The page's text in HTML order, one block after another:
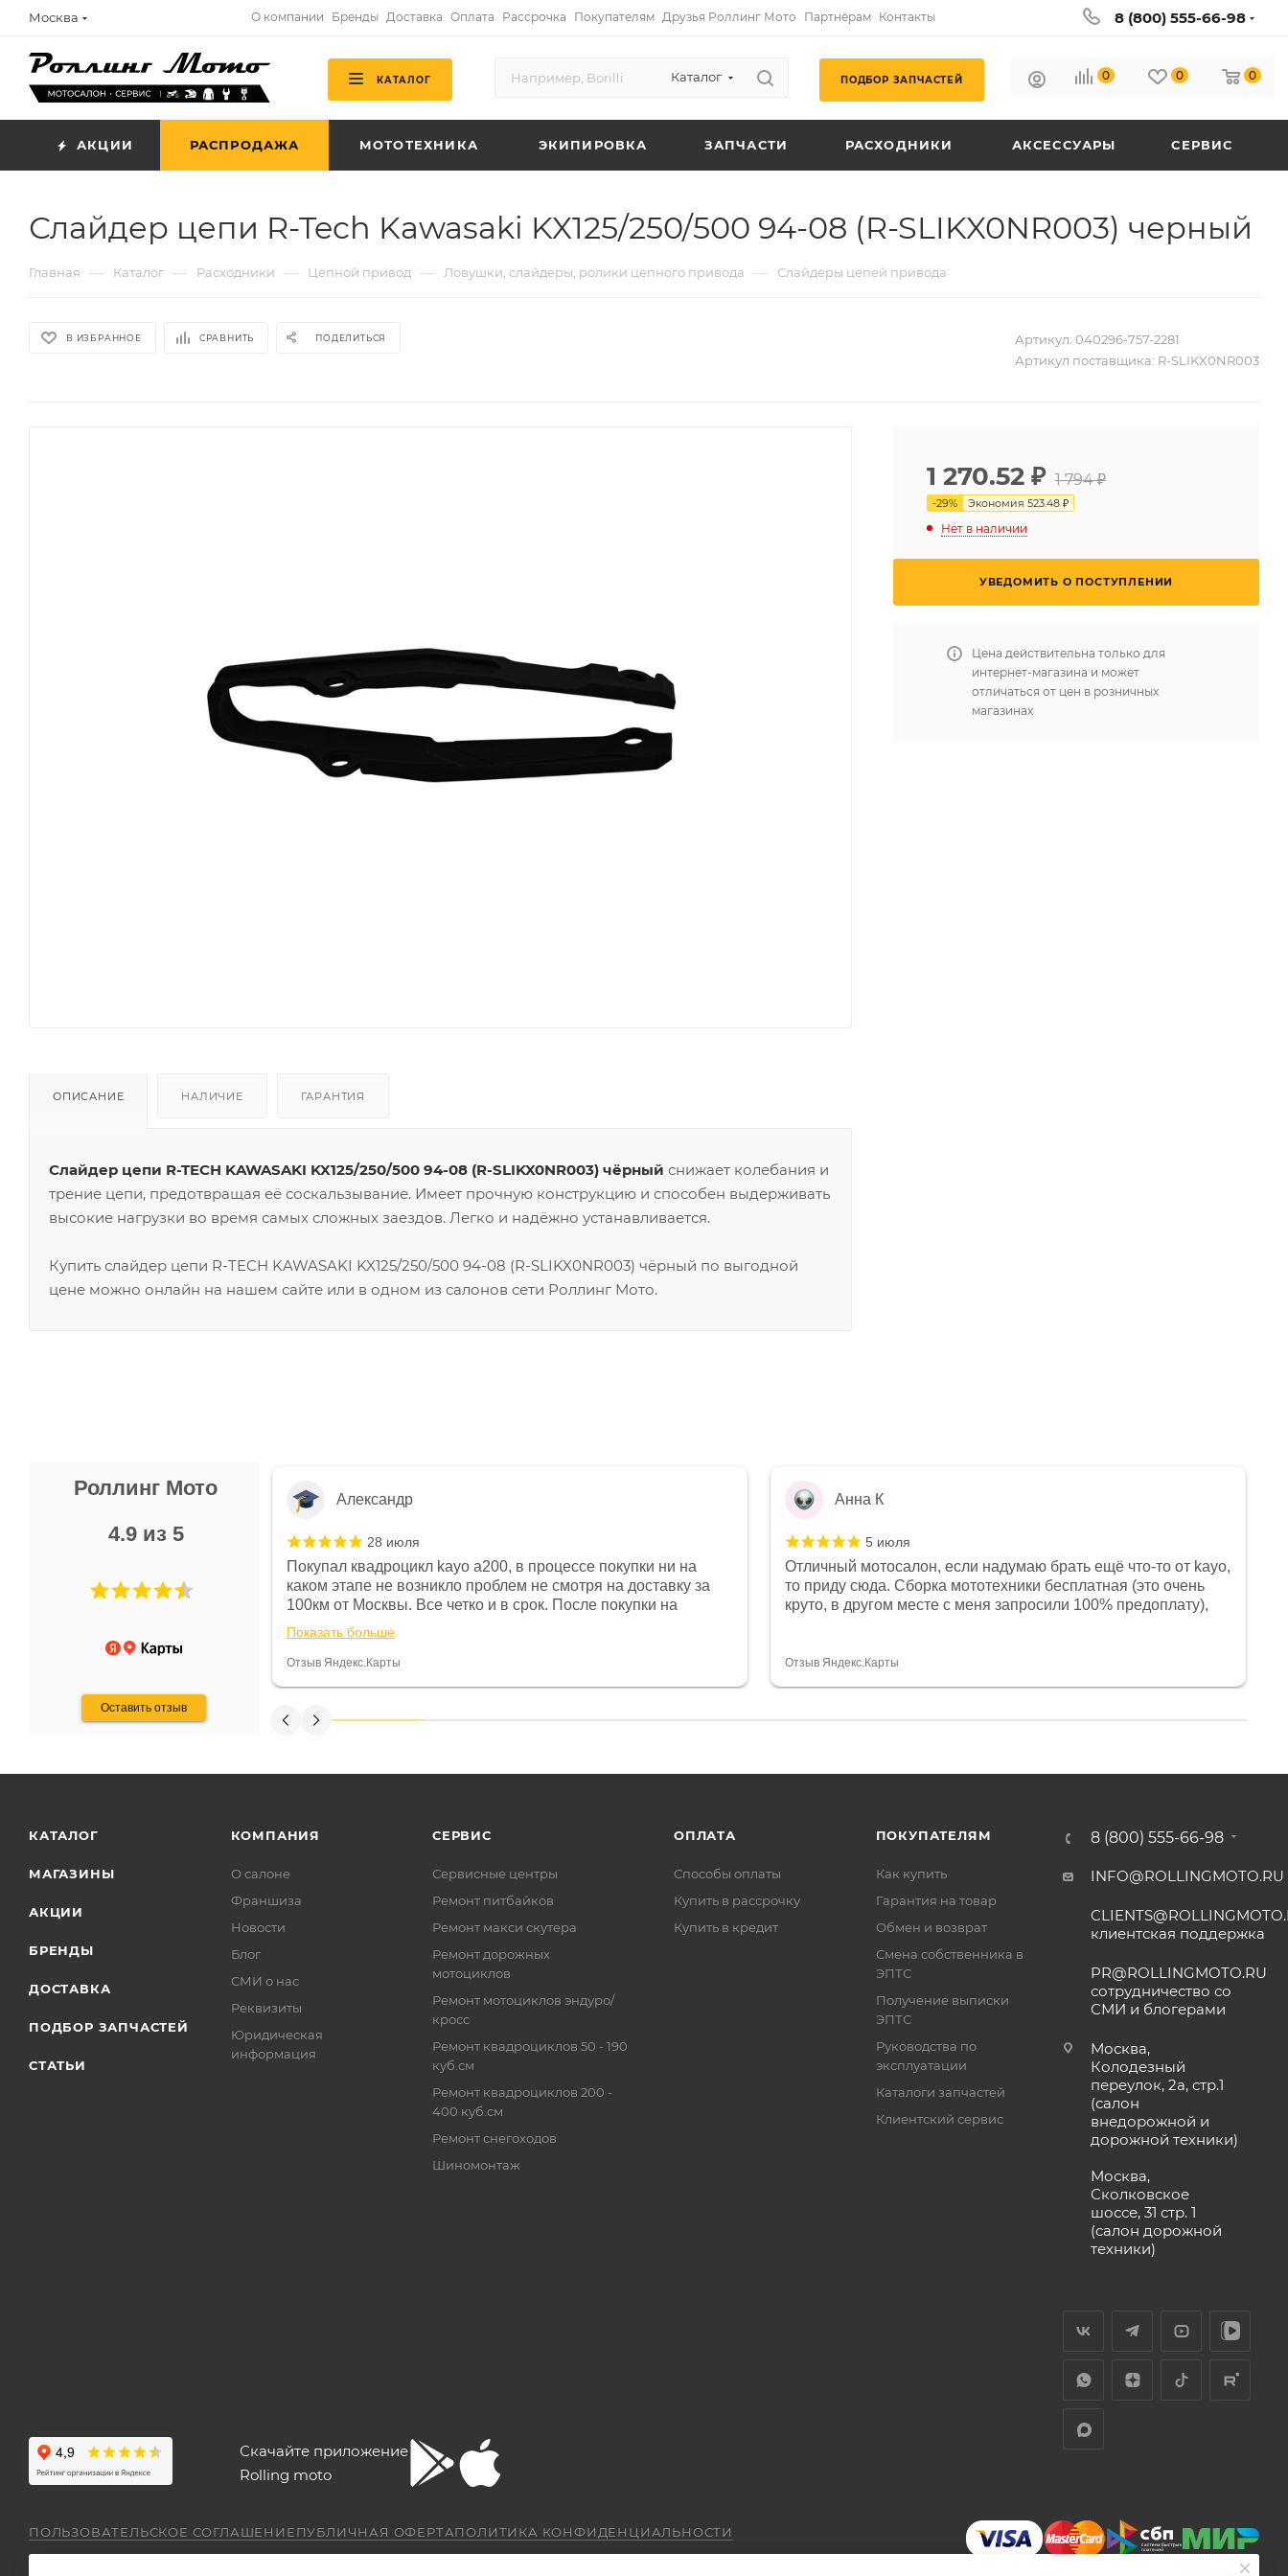
Москва О компании Бренды Доставка Оплата Рассрочка Покупателям Друзья Роллинг Мото Партнёрам Контакты 8 (800) 555-66-98
КАТАЛОГ Каталог ПОДБОР ЗАПЧАСТЕЙ 0 0 0
АКЦИИ РАСПРОДАЖА МОТОТЕХНИКА ЭКИПИРОВКА ЗАПЧАСТИ РАСХОДНИКИ АКСЕССУАРЫ СЕРВИС
Слайдер цепи R-Tech Kawasaki KX125/250/500 94-08 (R-SLIKX0NR003) черный
Главная — Каталог — Расходники — Цепной привод — Ловушки, слайдеры, ролики цепного привода — Слайдеры цепей привода
В ИЗБРАННОЕ СРАВНИТЬ ПОДЕЛИТЬСЯ Артикул: 040296-757-2281
Артикул поставщика: R-SLIKX0NR003
ОПИСАНИЕ НАЛИЧИЕ ГАРАНТИЯ
Слайдер цепи R-TECH KAWASAKI KX125/250/500 94-08 (R-SLIKX0NR003) чёрный снижает колебания и
трение цепи, предотвращая её соскальзывание. Имеет прочную конструкцию и способен выдерживать
высокие нагрузки во время самых сложных заездов. Легко и надёжно устанавливается.
Купить слайдер цепи R-TECH KAWASAKI KX125/250/500 94-08 (R-SLIKX0NR003) чёрный по выгодной
цене можно онлайн на нашем сайте или в одном из салонов сети Роллинг Мото.
1 270.52 ₽ 1 794 ₽
-29% Экономия 523.48 ₽
Нет в наличии
УВЕДОМИТЬ О ПОСТУПЛЕНИИ
Цена действительна только для
интернет-магазина и может
отличаться от цен в розничных
магазинах
Роллинг Мото
4.9 из 5
Оставить отзыв
Не понравились условия
и дают только на год)
Александр
28 июля
Покупал квадроцикл kayo a200, в процессе покупки ни на
каком этапе не возникло проблем не смотря на доставку за
100км от Москвы. Все четко и в срок. После покупки на
спидометре всегда был 0, при этом представители магазина
постоянно были на связи и в итоге проблема была решена.
Считаю, что это говорит о небезразличии к клиенту после
Показать больше
Отзыв Яндекс.Карты
Анна К
5 июля
Отличный мотосалон, если надумаю брать ещё что-то от kayo,
то приду сюда. Сборка мототехники бесплатная (это очень
круто, в другом месте с меня запросили 100% предоплату),
спасибо отдельное, всегда на связи, очень детально всё
Отзыв Яндекс.Карты
КАТАЛОГ
МАГАЗИНЫ
АКЦИИ
БРЕНДЫ
ДОСТАВКА
ПОДБОР ЗАПЧАСТЕЙ
СТАТЬИ
КОМПАНИЯ
О салоне
Франшиза
Новости
Блог
СМИ о нас
Реквизиты
Юридическая
информация
СЕРВИС
Сервисные центры
Ремонт питбайков
Ремонт макси скутера
Ремонт дорожных
мотоциклов
Ремонт мотоциклов эндуро/
кросс
Ремонт квадроциклов 50 - 190
куб.см
Ремонт квадроциклов 200 -
400 куб.см
Ремонт снегоходов
Шиномонтаж
ОПЛАТА
Способы оплаты
Купить в рассрочку
Купить в кредит
ПОКУПАТЕЛЯМ
Как купить
Гарантия на товар
Обмен и возврат
Смена собственника в
ЭПТС
Получение выписки
ЭПТС
Руководства по
эксплуатации
Каталоги запчастей
Клиентский сервис
8 (800) 555-66-98
INFO@ROLLINGMOTO.RU
клиентская поддержка
PR@ROLLINGMOTO.RU
сотрудничество со
СМИ и блогерами
Москва,
Колодезный
переулок, 2а, стр.1
(салон
внедорожной и
дорожной техники)
Москва,
Сколковское
шоссе, 31 стр. 1
(салон дорожной
техники)
Скачайте приложение
Rolling moto
ПОЛЬЗОВАТЕЛЬСКОЕ СОГЛАШЕНИЕПУБЛИЧНАЯ ОФЕРТАПОЛИТИКА КОНФИДЕНЦИАЛЬНОСТИ